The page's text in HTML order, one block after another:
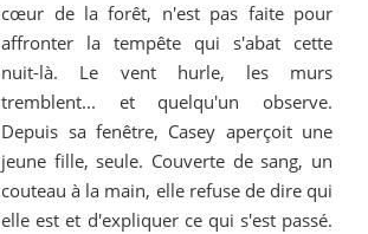
cœur de la forêt, n'est pas faite pour
affronter la tempête qui s'abat cette
nuit-là. Le vent hurle, les murs
tremblent... et quelqu'un observe.
Depuis sa fenêtre, Casey aperçoit une
jeune fille, seule. Couverte de sang, un
couteau à la main, elle refuse de dire qui
elle est et d'expliquer ce qui s'est passé.